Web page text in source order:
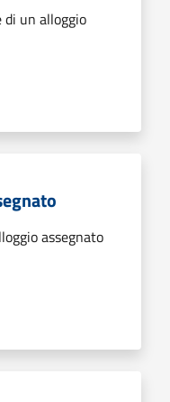
di un alloggio
assegnato